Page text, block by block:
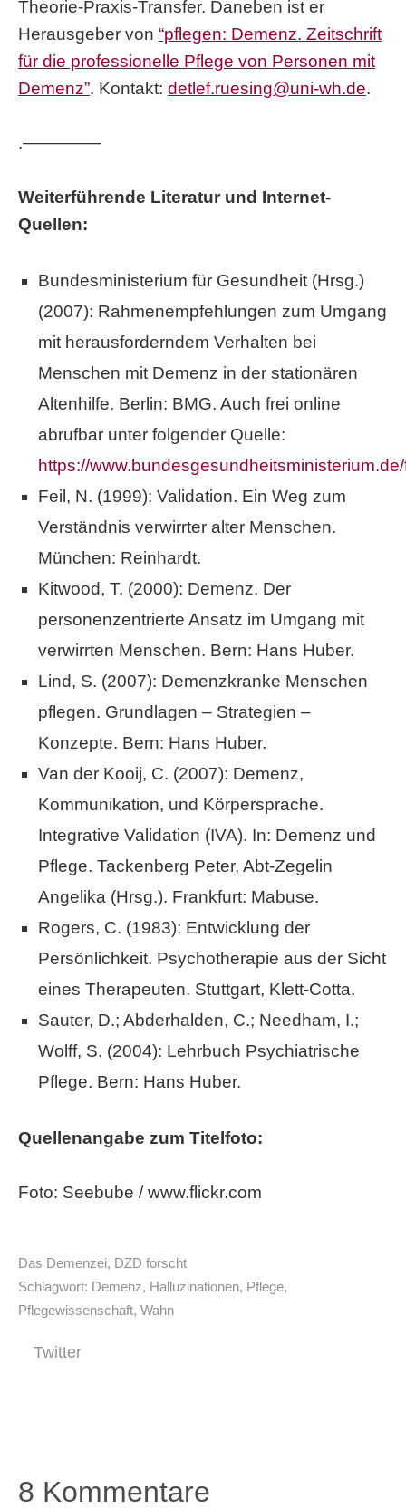
Theorie-Praxis-Transfer. Daneben ist er
Herausgeber von “pflegen: Demenz. Zeitschrift
für die professionelle Pflege von Personen mit
Demenz”. Kontakt: detlef.ruesing@uni-wh.de.
.————–
Weiterführende Literatur und Internet-
Quellen:
Bundesministerium für Gesundheit (Hrsg.)
(2007): Rahmenempfehlungen zum Umgang
mit herausforderndem Verhalten bei
Menschen mit Demenz in der stationären
Altenhilfe. Berlin: BMG. Auch frei online
abrufbar unter folgender Quelle:
https://
Feil, N. (1999): Validation. Ein Weg zum
Verständnis verwirrter alter Menschen.
München: Reinhardt.
Kitwood, T. (2000): Demenz. Der
personenzentrierte Ansatz im Umgang mit
verwirrten Menschen. Bern: Hans Huber.
Lind, S. (2007): Demenzkranke Menschen
pflegen. Grundlagen – Strategien –
Konzepte. Bern: Hans Huber.
Van der Kooij, C. (2007): Demenz,
Kommunikation, und Körpersprache.
Integrative Validation (IVA). In: Demenz und
Pflege. Tackenberg Peter, Abt-Zegelin
Angelika (Hrsg.). Frankfurt: Mabuse.
Rogers, C. (1983): Entwicklung der
Persönlichkeit. Psychotherapie aus der Sicht
eines Therapeuten. Stuttgart, Klett-Cotta.
Sauter, D.; Abderhalden, C.; Needham, I.;
Wolff, S. (2004): Lehrbuch Psychiatrische
Pflege. Bern: Hans Huber.
Quellenangabe zum Titelfoto:
Foto: Seebube / www.flickr.com
Das Demenzei, DZD forscht
Schlagwort: Demenz, Halluzinationen, Pflege,
Pflegewissenschaft, Wahn
Twitter
8 Kommentare